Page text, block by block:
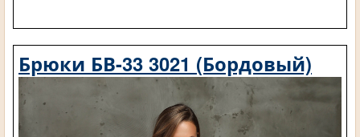
Брюки БВ-33 3021 (Бордовый)